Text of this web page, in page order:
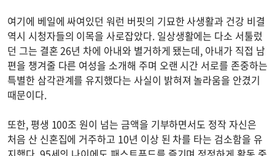
여기에 베일에 싸여있던 워런 버핏의 기묘한 사생활과 건강 비결
역시 시청자들의 이목을 사로잡았다. 일상생활에는 다소 서툴렀
던 그는 결혼 26년 차에 아내와 별거하게 됐는데, 아내가 직접 남
편을 챙겨줄 다른 여성을 소개해 주며 오랜 시간 서로를 존중하는
특별한 삼각관계를 유지했다는 사실이 밝혀져 놀라움을 안겼기
때문이다.
또한, 평생 100조 원이 넘는 금액을 기부하면서도 정작 자신은
처음 산 신혼집에 거주하고 10년 이상 된 차를 타는 검소함을 유